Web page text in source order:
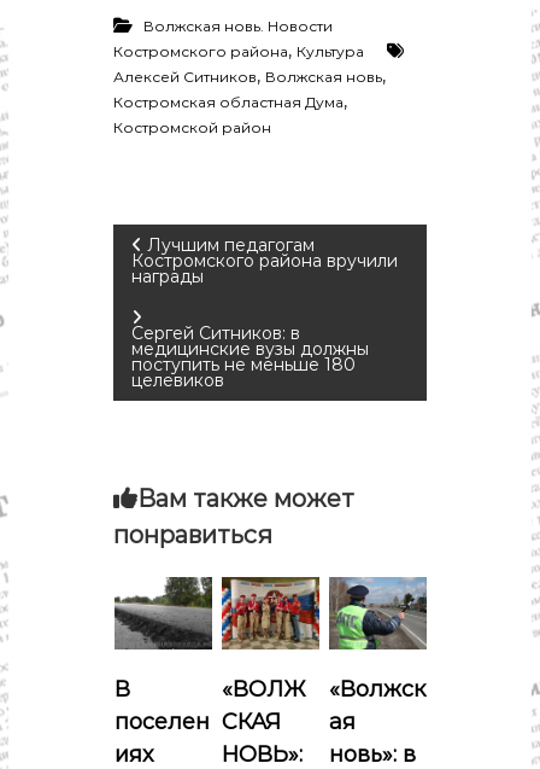
Волжская новь. Новости
Костромского района, Культура
Алексей Ситников, Волжская новь,
Костромская областная Дума,
Костромской район
Н
а
в
и
а
и
я
п
Лучшим педагогам
Костромского района вручили
награды
Сергей Ситников: в
медицинские вузы должны
поступить не меньше 180
целевиков
Вам также может
понравиться
В
поселен
иях
«ВОЛЖ
СКАЯ
НОВЬ»:
«Волжск
ая
новь»: в